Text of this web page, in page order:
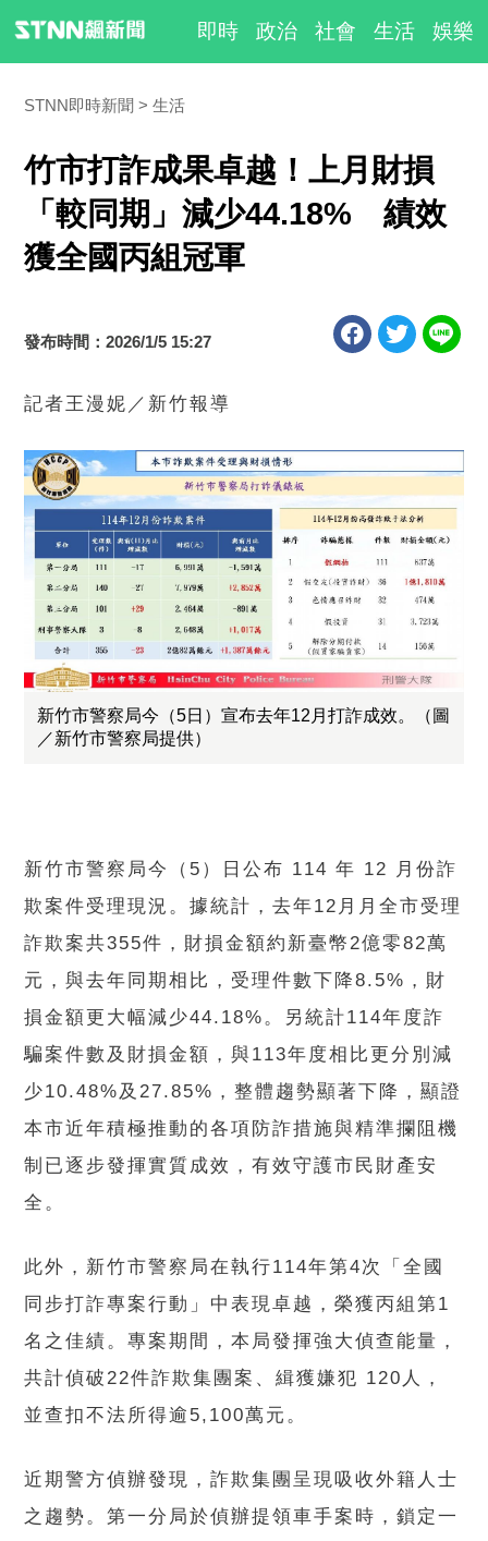
即時 政治 社會 生活 娛樂
STNN即時新聞 生活
竹市打詐成果卓越！上月財損
「較同期」減少44.18% 績效
獲全國丙組冠軍
發布時間：2026/1/5 15:27
記者王漫妮／新竹報導
新竹市警察局今（5日）宣布去年12月打詐成效。（圖
／新竹市警察局提供）
新竹市警察局今（5）日公布 114 年 12 月份詐
欺案件受理現況。據統計，去年12月月全市受理
詐欺案共355件，財損金額約新臺幣2億零82萬
元，與去年同期相比，受理件數下降8.5%，財
損金額更大幅減少44.18%。另統計114年度詐
騙案件數及財損金額，與113年度相比更分別減
少10.48%及27.85%，整體趨勢顯著下降，顯證
本市近年積極推動的各項防詐措施與精準攔阻機
制已逐步發揮實質成效，有效守護市民財產安
全。
此外，新竹市警察局在執行114年第4次「全國
同步打詐專案行動」中表現卓越，榮獲丙組第1
名之佳績。專案期間，本局發揮強大偵查能量，
共計偵破22件詐欺集團案、緝獲嫌犯 120人，
並查扣不法所得逾5,100萬元。
近期警方偵辦發現，詐欺集團呈現吸收外籍人士
之趨勢。第一分局於偵辦提領車手案時，鎖定一